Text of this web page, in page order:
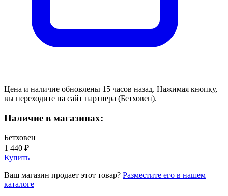
Цена и наличие обновлены 15 часов назад. Нажимая кнопку,
вы переходите на сайт партнера (Бетховен).
Наличие в магазинах:
Бетховен
1 440 ₽
Купить
Ваш магазин продает этот товар? Разместите его в нашем
каталоге